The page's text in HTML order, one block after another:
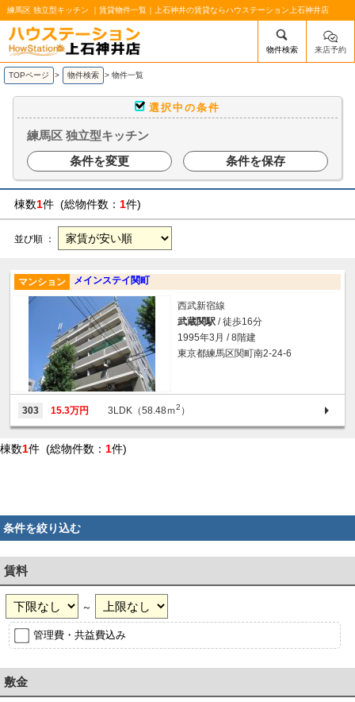
練馬区 独立型キッチン ｜賃貸物件一覧｜上石神井の賃貸ならハウステーション上石神井店
/mobile_img/head-logo.png
物件検索 来店予約
TOPページ > 物件検索 > 物件一覧
選択中の条件
練馬区 独立型キッチン
条件を変更
条件を保存
棟数1件 (総物件数： 1件)
並び順 ：
メインステイ関町
マンション
西武新宿線
武蔵関駅 / 徒歩16分
1995年3月 / 8階建
東京都練馬区関町南2-24-6
303 15.3万円 3LDK（58.48ｍ2 ）
棟数1件 (総物件数： 1件)
条件を絞り込む
賃料
～
管理費・共益費込み
敷金